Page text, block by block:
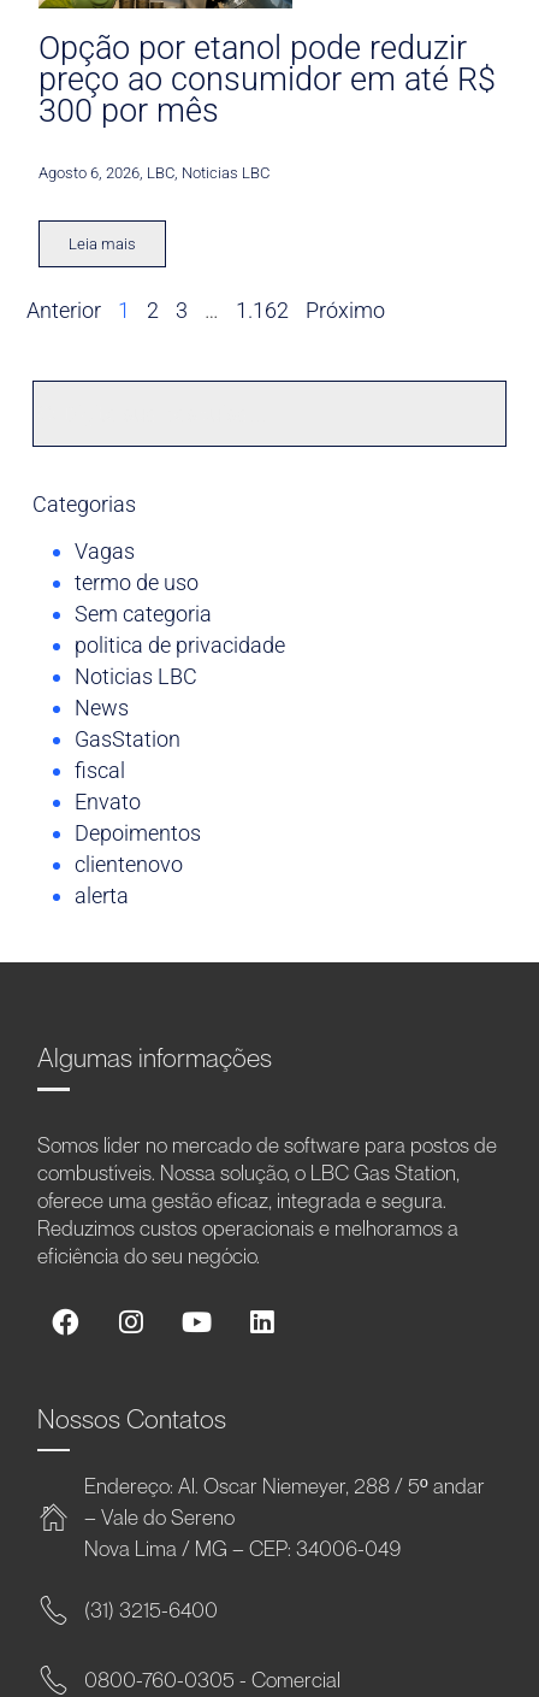
Opção por etanol pode reduzir
preço ao consumidor em até R$
300 por mês
Agosto 6, 2026 LBC Noticias LBC
Leia mais
Anterior 1 2 3 … 1.162 Próximo
Categorias
Vagas
termo de uso
Sem categoria
politica de privacidade
Noticias LBC
News
GasStation
fiscal
Envato
Depoimentos
clientenovo
alerta
Algumas informações
Somos líder no mercado de software para postos de
combustíveis. Nossa solução, o LBC Gas Station,
oferece uma gestão eficaz, integrada e segura.
Reduzimos custos operacionais e melhoramos a
eficiência do seu negócio.
Nossos Contatos
Endereço: Al. Oscar Niemeyer, 288 / 5º andar
– Vale do Sereno
Nova Lima / MG – CEP: 34006-049
(31) 3215-6400
0800-760-0305 - Comercial